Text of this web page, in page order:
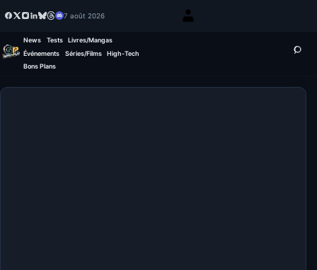
7 août 2026
News Tests
Livres/Mangas
Événements
Séries/Films
High-Tech
Bons Plans